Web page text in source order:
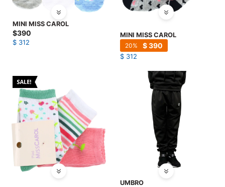
MINI MISS CAROL
$390
$ 312
MINI MISS CAROL
$390
20
$ 312
UMBRO